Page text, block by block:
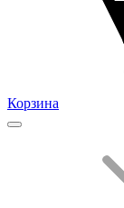
Корзина